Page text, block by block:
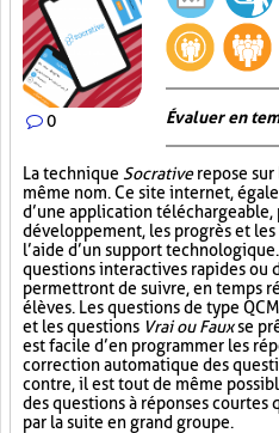
0 Évaluer en
La technique Socrativerepose sur
même nom. Ce site internet,
d’une application
développement, les progrès et
l’aide d’un support
questions interactives rapides ou
permettront de suivre, en temps
élèves. Les questions de type
et les questions Vrai ou Fauxse
est facile d’en programmer les
correction automatique des
contre, il est tout de même
des questions à réponses courtes
par la suite en grand groupe.